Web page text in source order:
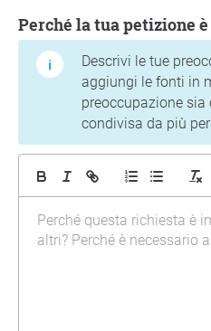
Perché la tua petizione
Descrivi le tue
aggiungi le fonti in
preoccupazione sia
condivisa da più